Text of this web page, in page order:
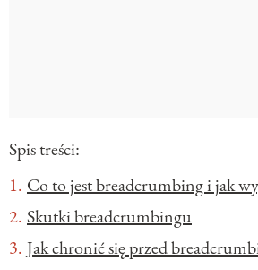
Spis treści:
Co to jest breadcrumbing i jak
Skutki breadcrumbingu
Jak chronić się przed